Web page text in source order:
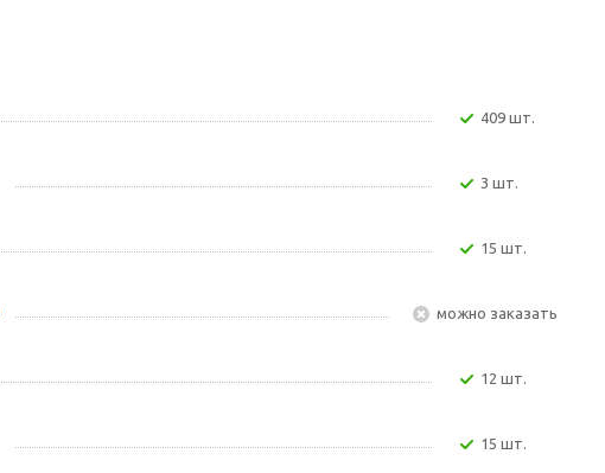
409 шт.
3 шт.
15 шт.
Можно заказать
12 шт.
15 шт.